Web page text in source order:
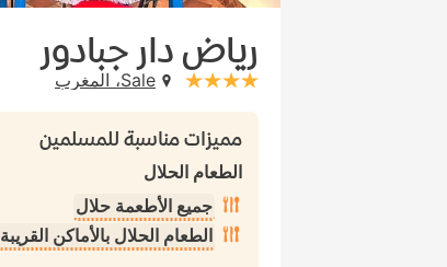
رياض دار جبادور
stars: 4
Sale، المغرب
مميزات مناسبة للمسلمين
الطعام الحلال
جميع الأطعمة حلال
الطعام الحلال بالأماكن القريبة